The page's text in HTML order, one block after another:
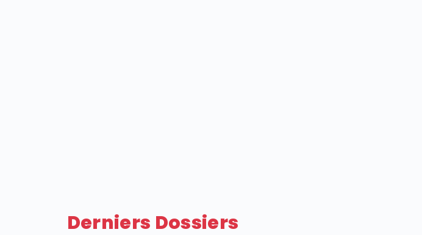
Derniers Dossiers